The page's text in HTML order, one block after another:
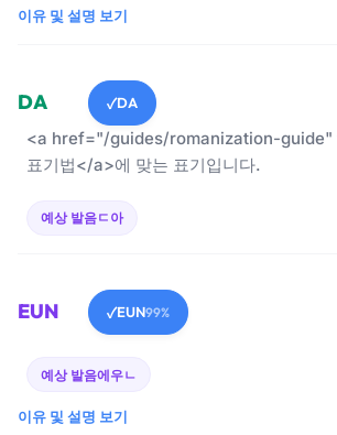
이유 및 설명 보기
DA ✓DA
<a href="/guides/romanization-
표기법</a>에 맞는 표기입니다.
예상 발음ㄷ아
EUN ✓EUN99%
예상 발음에우ㄴ
이유 및 설명 보기